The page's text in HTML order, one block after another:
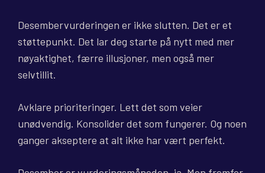
Desembervurderingen er ikke slutten. Det er et
støttepunkt. Det lar deg starte på nytt med mer
nøyaktighet, færre illusjoner, men også mer
selvtillit.
Avklare prioriteringer. Lett det som veier
unødvendig. Konsolider det som fungerer. Og noen
ganger akseptere at alt ikke har vært perfekt.